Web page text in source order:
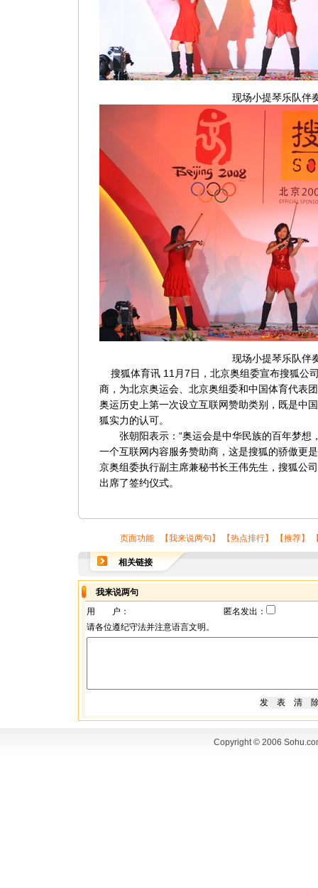
现场小提琴乐队伴
现场小提琴乐队伴
搜狐体育讯 11月7日，北京奥组委宣布搜狐公
商，为北京奥运会、北京奥组委和中国体育代表
奥运历史上第一次设立互联网赞助类别，既是中
狐实力的认可。
张朝阳表示：“奥运会是中华民族的百年梦想
一个互联网内容服务赞助商，这是搜狐的骄傲更
京奥组委执行副主席兼秘书长王伟先生，搜狐公
出席了签约仪式。
页面功能 【我来说两句 】 【热点排行】 【推荐】
相关链接
我来说两句
用 户：
匿名发出：
请各位遵纪守法并注意语言文明。
Copyright © 2006